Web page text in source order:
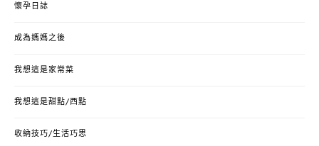
懷孕日誌
成為媽媽之後
我想這是家常菜
我想這是甜點/西點
收納技巧/生活巧思